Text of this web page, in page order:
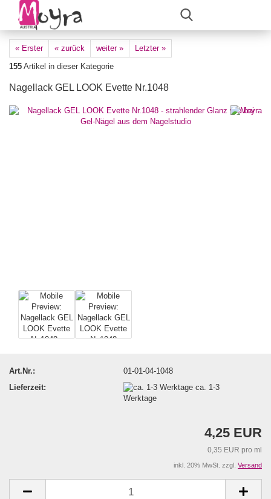
« Erster « zurück weiter »
Letzter »
155 Artikel in dieser Kategorie
Nagellack GEL LOOK Evette Nr.1048
Art.Nr.:
01-01-04-1048
Lieferzeit:
ca. 1-3
Werktage
4,25 EUR
0,35 EUR pro ml
inkl. 20% MwSt. zzgl. Versand